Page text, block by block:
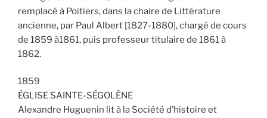
remplacé à Poitiers, dans la chaire de Littérature
ancienne, par Paul Albert [1827-1880], chargé de cours
de 1859 à1861, puis professeur titulaire de 1861 à
1862.
1859
ÉGLISE SAINTE-SÉGOLÈNE
Alexandre Huguenin lit à la Société d’histoire et